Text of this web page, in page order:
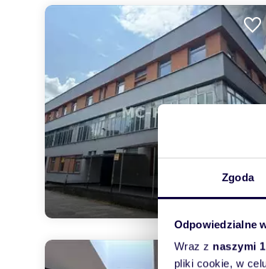
Zgoda
Odpowiedzialne
Wraz z naszymi
pliki cookie, w